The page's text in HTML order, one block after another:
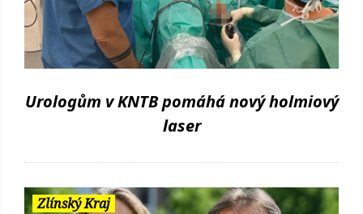
Urologům v KNTB pomáhá nový holmiový
laser
Zlínský Kraj